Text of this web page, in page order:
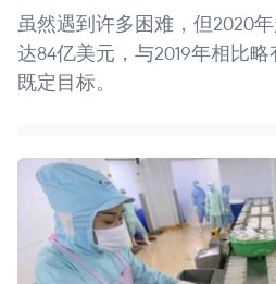
虽然遇到许多困难，但2020
达84亿美元，与2019年相比
既定目标。